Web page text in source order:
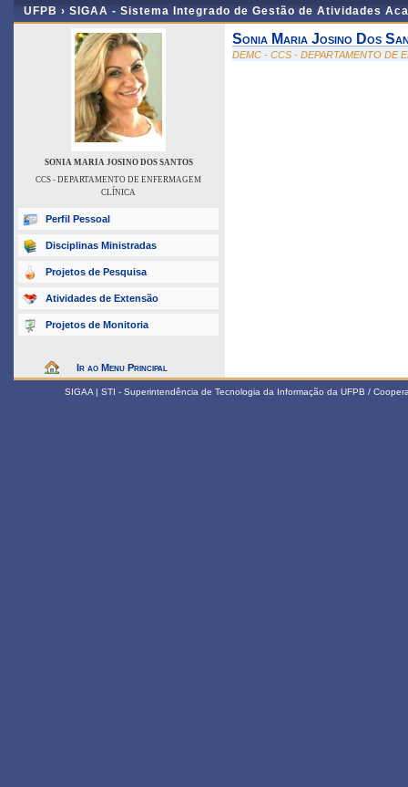
UFPB › SIGAA - Sistema Integrado de Gestão de Atividades
SONIA MARIA JOSINO DOS SANTOS
CCS - DEPARTAMENTO DE ENFERMAGEM
CLÍNICA
Perfil Pessoal
Disciplinas Ministradas
Projetos de Pesquisa
Atividades de Extensão
Projetos de Monitoria
Ir ao Menu Principal
Sonia Maria Josino Dos
DEMC - CCS - DEPARTAMENTO DE
SIGAA | STI - Superintendência de Tecnologia da Informação da UFPB /